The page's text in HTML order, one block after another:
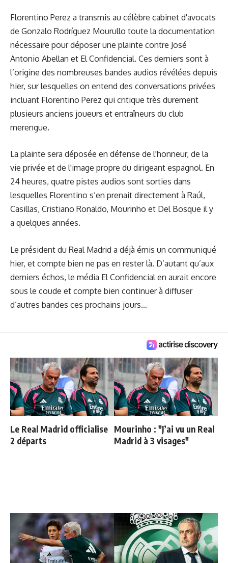
Florentino Perez a transmis au célèbre cabinet d'avocats
de Gonzalo Rodríguez Mourullo toute la documentation
nécessaire pour déposer une plainte contre José
Antonio Abellan et El Confidencial. Ces derniers sont à
l’origine des nombreuses bandes audios révélées depuis
hier, sur lesquelles on entend des conversations privées
incluant Florentino Perez qui critique très durement
plusieurs anciens joueurs et entraîneurs du club
merengue.
La plainte sera déposée en défense de l'honneur, de la
vie privée et de l'image propre du dirigeant espagnol. En
24 heures, quatre pistes audios sont sorties dans
lesquelles Florentino s’en prenait directement à Raúl,
Casillas, Cristiano Ronaldo, Mourinho et Del Bosque il y
a quelques années.
Le président du Real Madrid a déjà émis un communiqué
hier, et compte bien ne pas en rester là. D’autant qu’aux
derniers échos, le média El Confidencial en aurait encore
sous le coude et compte bien continuer à diffuser
d’autres bandes ces prochains jours…
Le Real Madrid officialise
2 départs
Mourinho : "J’ai vu un Real
Madrid à 3 visages"